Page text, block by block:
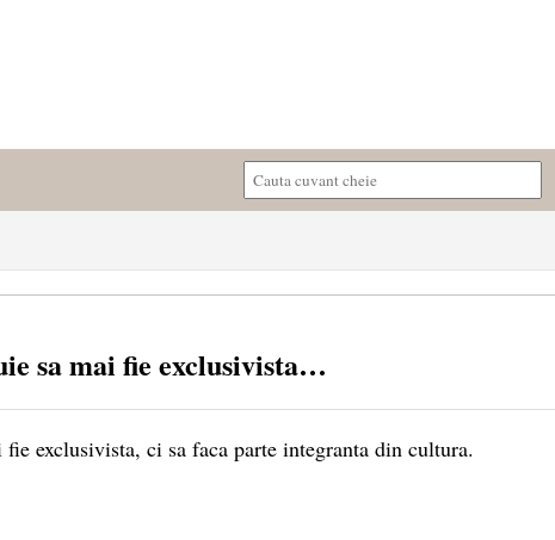
sa mai fie exclusivista…
exclusivista, ci sa faca parte integranta din cultura.